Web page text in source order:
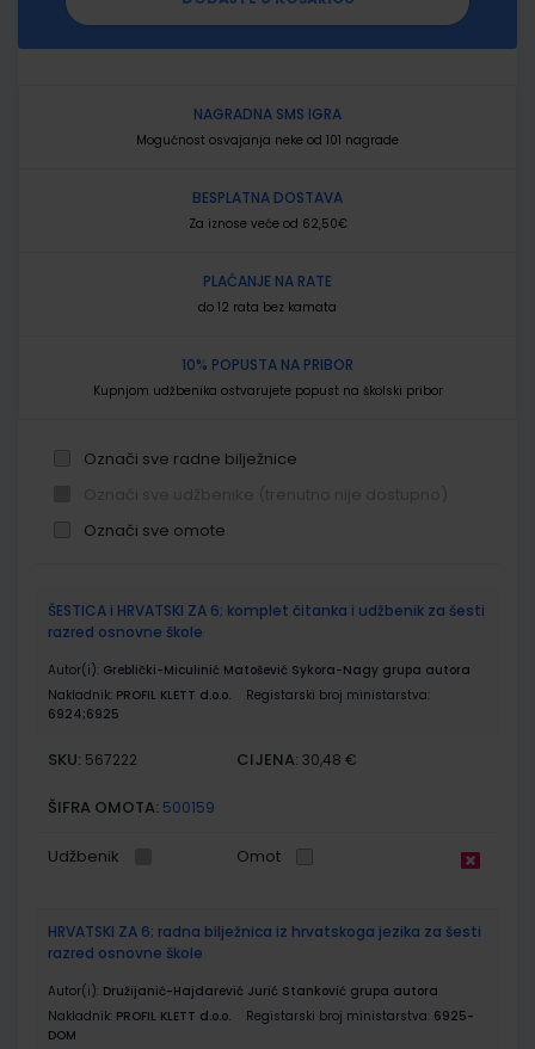
NAGRADNA SMS IGRA
Mogućnost osvajanja neke od 101 nagrade
BESPLATNA DOSTAVA
Za iznose veće od 62,50€
PLAĆANJE NA RATE
do 12 rata bez kamata
10% POPUSTA NA PRIBOR
Kupnjom udžbenika ostvarujete popust na školski pribor
Označi sve radne bilježnice
Označi sve omote
proizvodi
ŠESTICA i HRVATSKI ZA 6; komplet čitanka i udžbenik za šesti
razred osnovne škole
Autor(i): Greblički-Miculinić Matošević Sykora-Nagy grupa autora
Nakladnik: PROFIL KLETT d.o.o.
Registarski broj ministarstva:
6924;6925
SKU: 567222 CIJENA: 30,48 €
ŠIFRA OMOTA: 500159
Udžbenik Omot
HRVATSKI ZA 6; radna bilježnica iz hrvatskoga jezika za šesti
razred osnovne škole
Autor(i): Družijanić-Hajdarević Jurić Stanković grupa autora
Nakladnik: PROFIL KLETT d.o.o. Registarski broj ministarstva: 6925-
DOM